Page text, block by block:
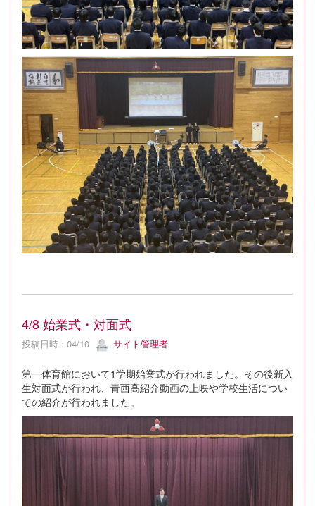
4/8 始業式・対面式
投稿日時 : 04/10 サイト管理者
第一体育館において1学期始業式が行われました。その後新入
生対面式が行われ、青西高紹介動画の上映や学校生活につい
ての紹介が行われました。